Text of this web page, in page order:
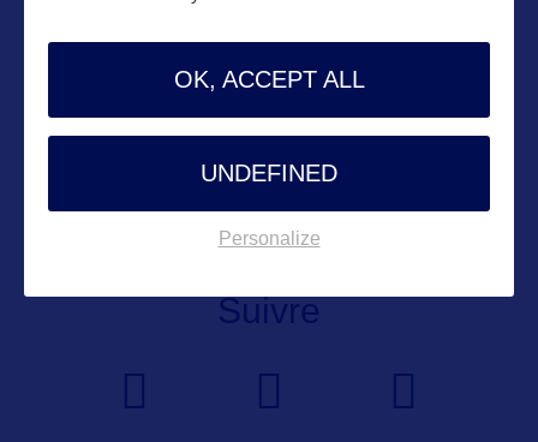
Contact grand public
askohiotourism@development.ohio.gov
Suivre
OK, ACCEPT ALL
UNDEFINED
Personalize